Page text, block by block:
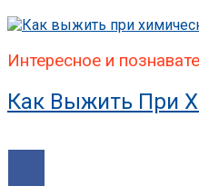
Интересное и
Как Выжить При